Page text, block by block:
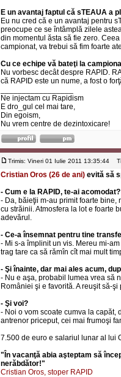
E un avantaj faptul că sTEAUA a
Eu nu cred că e un avantaj pentru
preocupe ce se întâmplă zilele
din momentul ăsta să fie zero.
campionat, va trebui să fim foarte
Cu ce echipe vă bateţi la
Nu vorbesc decât despre RAPID.
că RAPID este un nume, a fost o
Ne injectam cu Rapidism
E dro_gul cel mai tare,
Din egoism,
Nu vrem centre de dezintoxicare!
Trimis: Vineri 01 Iulie 2011 13:35:44
Cristian Oros (26 de ani) evită să
- Cum e la RAPID, te-ai acomodat?
- Da, băieţii m-au primit foarte bine,
cu străinii. Atmosfera la lot e foarte
adevărul.
- Ce-a însemnat pentru tine
- Mi s-a împlinit un vis. Mereu mi-
trag tare ca să rămîn cît mai mult
- Şi înainte, dar mai ales acum,
- Nu e aşa, probabil lumea vrea să
României şi e favorită. A reuşit să-
- Şi voi?
- Noi o vom scoate cumva la capăt,
antrenor priceput, cei mai frumoşi
7.500 de euro e salariul lunar al lui
"În vacanţă abia aşteptam să
nerăbdător!"
Cristian Oros, stoper RAPID